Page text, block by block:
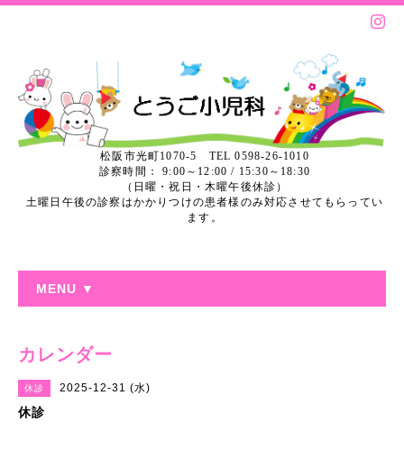
松阪市光町1070-5 TEL 0598-26-1010
診察時間： 9:00～12:00 / 15:30～18:30
（日曜・祝日・木曜午後休診）
土曜日午後の診察はかかりつけの患者様のみ対応させてもらってい
ます。
MENU ▼
カレンダー
休診 2025-12-31 (水)
休診